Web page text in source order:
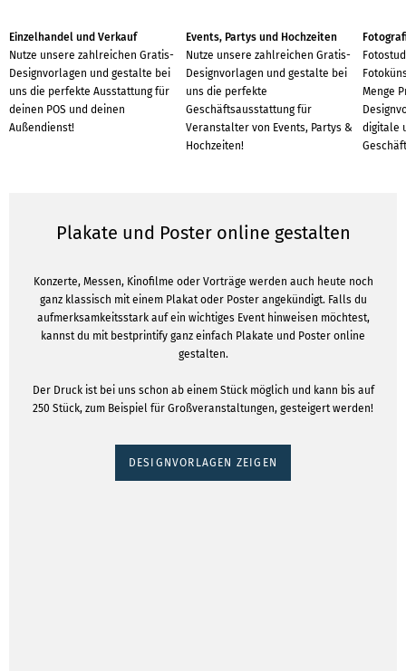
Einzelhandel und Verkauf
Nutze unsere zahlreichen Gratis-
Designvorlagen und gestalte bei
uns die perfekte Ausstattung für
deinen POS und deinen
Außendienst!
Events, Partys und Hochzeiten
Nutze unsere zahlreichen Gratis-
Designvorlagen und gestalte bei
uns die perfekte
Geschäftsausstattung für
Veranstalter von Events, Partys &
Hochzeiten!
Menge
digitale
Plakate und Poster online gestalten
Konzerte, Messen, Kinofilme oder Vorträge werden auch heute noch
ganz klassisch mit einem Plakat oder Poster angekündigt. Falls du
aufmerksamkeitsstark auf ein wichtiges Event hinweisen möchtest,
kannst du mit bestprintify ganz einfach Plakate und Poster online
gestalten.
Der Druck ist bei uns schon ab einem Stück möglich und kann bis auf
250 Stück, zum Beispiel für Großveranstaltungen, gesteigert werden!
DESIGNVORLAGEN ZEIGEN